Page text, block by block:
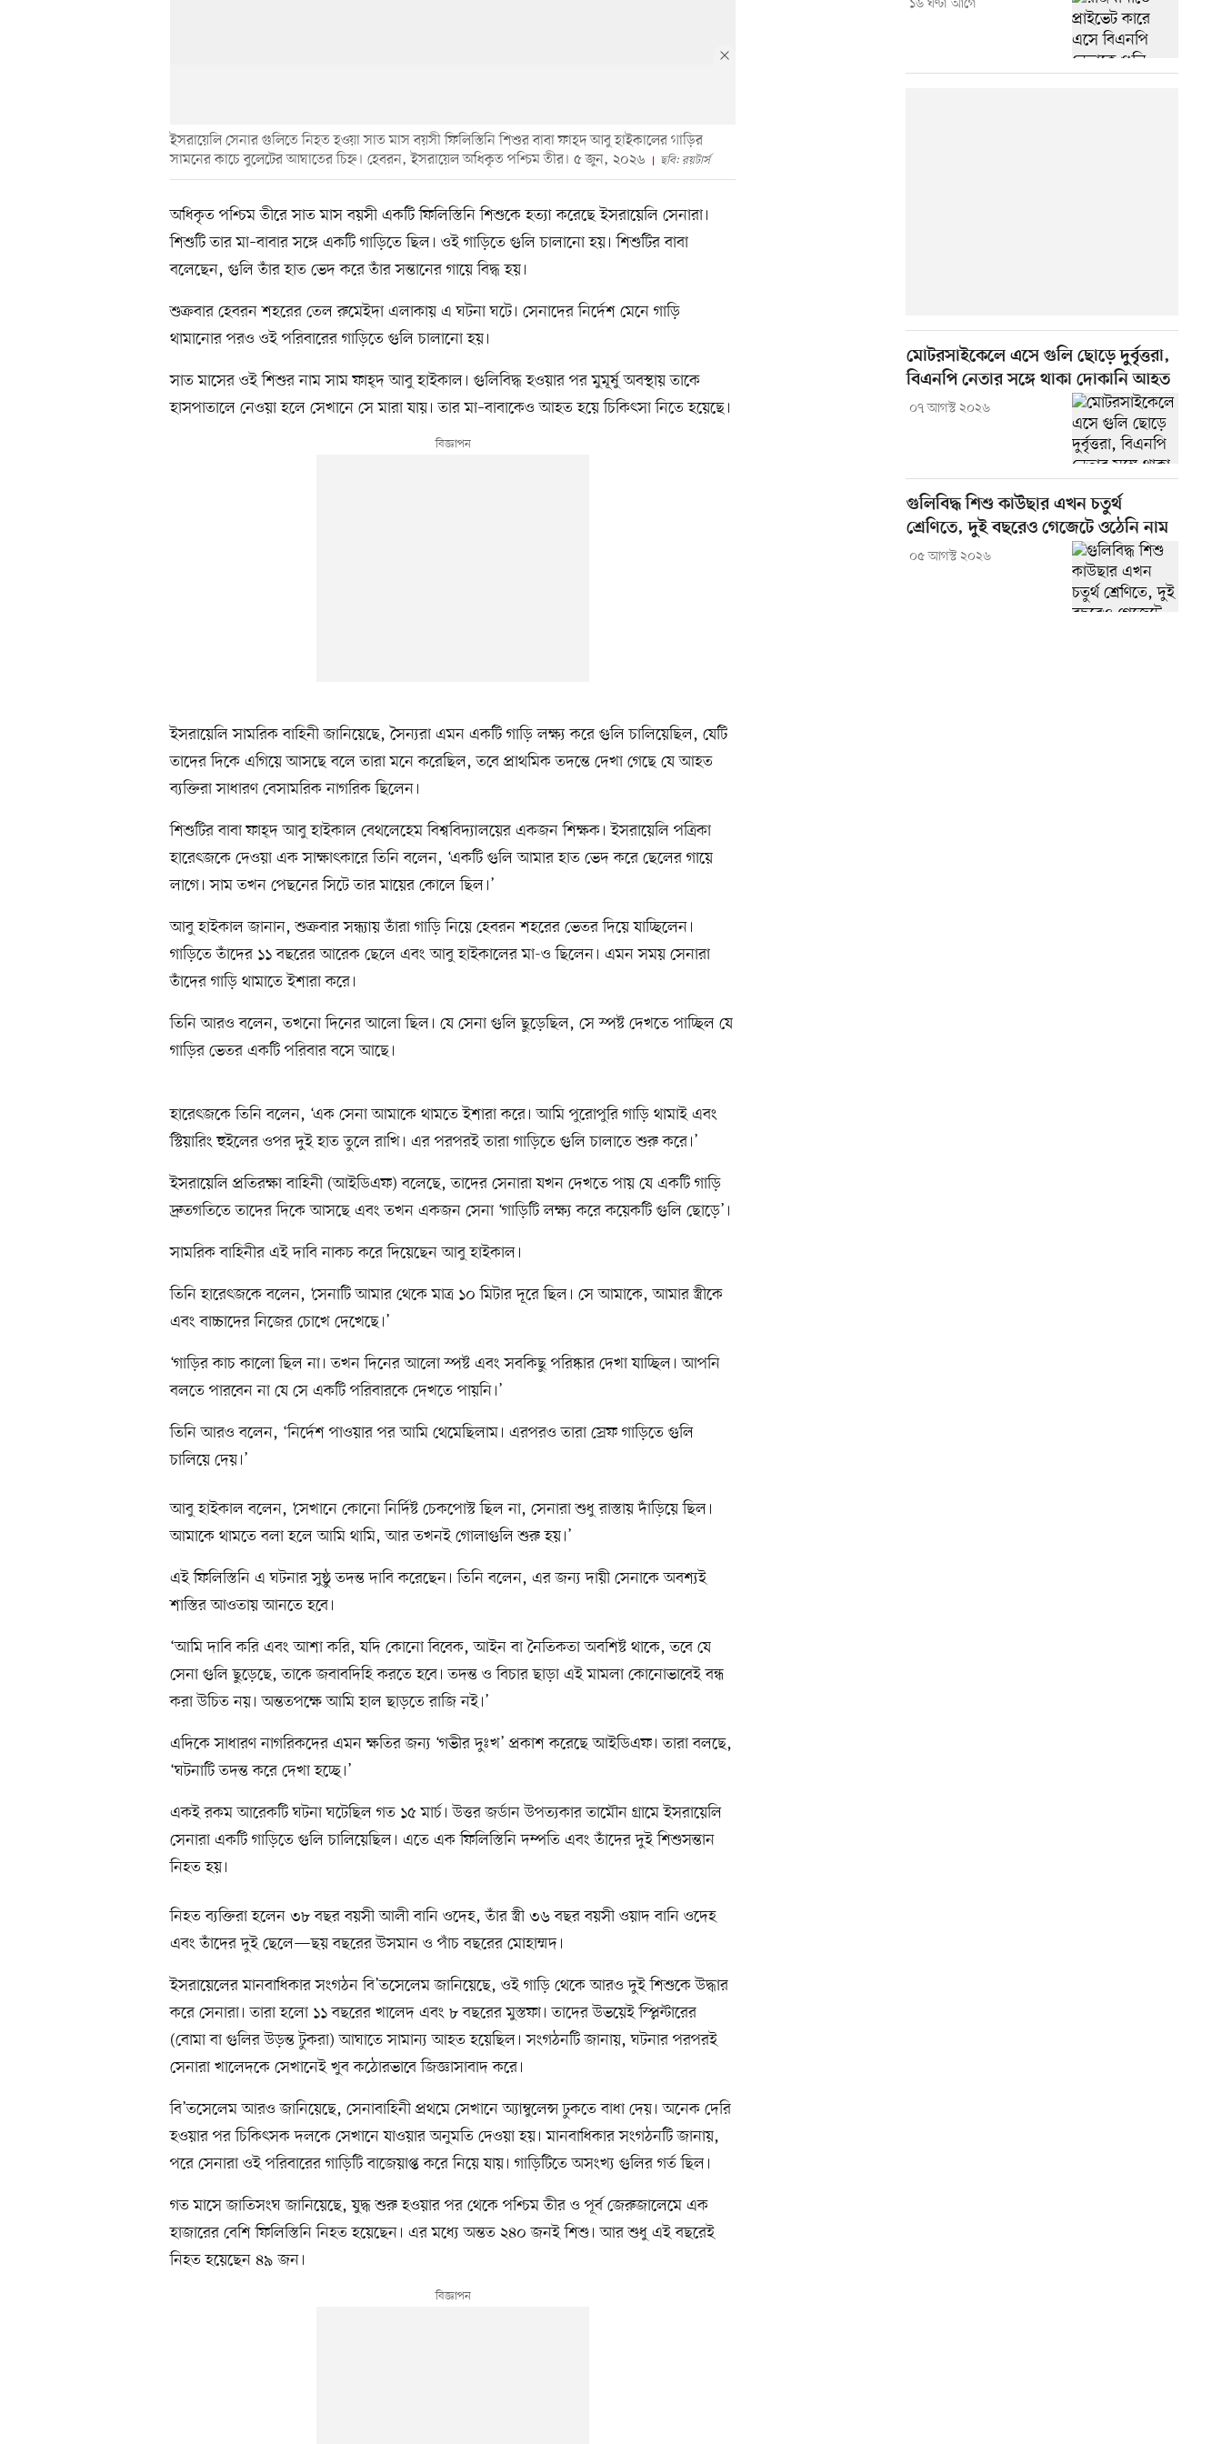
ইসরায়েলি সেনার গুলিতে নিহত হওয়া সাত মাস বয়সী ফিলিস্তিনি শিশুর বাবা ফাহ্দ আবু হাইকালের গাড়ির
সামনের কাচে বুলেটের আঘাতের চিহ্ন। হেবরন, ইসরায়েল অধিকৃত পশ্চিম তীর। ৫ জুন, ২০২৬
ছবি: রয়টার্স
অধিকৃত পশ্চিম তীরে সাত মাস বয়সী একটি ফিলিস্তিনি শিশুকে হত্যা করেছে ইসরায়েলি সেনারা।
শিশুটি তার মা–বাবার সঙ্গে একটি গাড়িতে ছিল। ওই গাড়িতে গুলি চালানো হয়। শিশুটির বাবা
বলেছেন, গুলি তাঁর হাত ভেদ করে তাঁর সন্তানের গায়ে বিদ্ধ হয়।
শুক্রবার হেবরন শহরের তেল রুমেইদা এলাকায় এ ঘটনা ঘটে। সেনাদের নির্দেশ মেনে গাড়ি
থামানোর পরও ওই পরিবারের গাড়িতে গুলি চালানো হয়।
সাত মাসের ওই শিশুর নাম সাম ফাহ্দ আবু হাইকাল। গুলিবিদ্ধ হওয়ার পর মুমূর্ষু অবস্থায় তাকে
হাসপাতালে নেওয়া হলে সেখানে সে মারা যায়। তার মা–বাবাকেও আহত হয়ে চিকিৎসা নিতে হয়েছে।
ইসরায়েলি সামরিক বাহিনী জানিয়েছে, সৈন্যরা এমন একটি গাড়ি লক্ষ্য করে গুলি চালিয়েছিল, যেটি
তাদের দিকে এগিয়ে আসছে বলে তারা মনে করেছিল, তবে প্রাথমিক তদন্তে দেখা গেছে যে আহত
ব্যক্তিরা সাধারণ বেসামরিক নাগরিক ছিলেন।
শিশুটির বাবা ফাহ্দ আবু হাইকাল বেথলেহেম বিশ্ববিদ্যালয়ের একজন শিক্ষক। ইসরায়েলি পত্রিকা
হারেৎজকে দেওয়া এক সাক্ষাৎকারে তিনি বলেন, ‘একটি গুলি আমার হাত ভেদ করে ছেলের গায়ে
লাগে। সাম তখন পেছনের সিটে তার মায়ের কোলে ছিল।’
আবু হাইকাল জানান, শুক্রবার সন্ধ্যায় তাঁরা গাড়ি নিয়ে হেবরন শহরের ভেতর দিয়ে যাচ্ছিলেন।
গাড়িতে তাঁদের ১১ বছরের আরেক ছেলে এবং আবু হাইকালের মা-ও ছিলেন। এমন সময় সেনারা
তাঁদের গাড়ি থামাতে ইশারা করে।
তিনি আরও বলেন, তখনো দিনের আলো ছিল। যে সেনা গুলি ছুড়েছিল, সে স্পষ্ট দেখতে পাচ্ছিল যে
গাড়ির ভেতর একটি পরিবার বসে আছে।
হারেৎজকে তিনি বলেন, ‘এক সেনা আমাকে থামতে ইশারা করে। আমি পুরোপুরি গাড়ি থামাই এবং
স্টিয়ারিং হুইলের ওপর দুই হাত তুলে রাখি। এর পরপরই তারা গাড়িতে গুলি চালাতে শুরু করে।’
ইসরায়েলি প্রতিরক্ষা বাহিনী (আইডিএফ) বলেছে, তাদের সেনারা যখন দেখতে পায় যে একটি গাড়ি
দ্রুতগতিতে তাদের দিকে আসছে এবং তখন একজন সেনা ‘গাড়িটি লক্ষ্য করে কয়েকটি গুলি ছোড়ে’।
সামরিক বাহিনীর এই দাবি নাকচ করে দিয়েছেন আবু হাইকাল।
তিনি হারেৎজকে বলেন, ‘সেনাটি আমার থেকে মাত্র ১০ মিটার দূরে ছিল। সে আমাকে, আমার স্ত্রীকে
এবং বাচ্চাদের নিজের চোখে দেখেছে।’
‘গাড়ির কাচ কালো ছিল না। তখন দিনের আলো স্পষ্ট এবং সবকিছু পরিষ্কার দেখা যাচ্ছিল। আপনি
বলতে পারবেন না যে সে একটি পরিবারকে দেখতে পায়নি।’
তিনি আরও বলেন, ‘নির্দেশ পাওয়ার পর আমি থেমেছিলাম। এরপরও তারা স্রেফ গাড়িতে গুলি
চালিয়ে দেয়।’
আবু হাইকাল বলেন, ‘সেখানে কোনো নির্দিষ্ট চেকপোস্ট ছিল না, সেনারা শুধু রাস্তায় দাঁড়িয়ে ছিল।
আমাকে থামতে বলা হলে আমি থামি, আর তখনই গোলাগুলি শুরু হয়।’
এই ফিলিস্তিনি এ ঘটনার সুষ্ঠু তদন্ত দাবি করেছেন। তিনি বলেন, এর জন্য দায়ী সেনাকে অবশ্যই
শাস্তির আওতায় আনতে হবে।
‘আমি দাবি করি এবং আশা করি, যদি কোনো বিবেক, আইন বা নৈতিকতা অবশিষ্ট থাকে, তবে যে
সেনা গুলি ছুড়েছে, তাকে জবাবদিহি করতে হবে। তদন্ত ও বিচার ছাড়া এই মামলা কোনোভাবেই বন্ধ
করা উচিত নয়। অন্ততপক্ষে আমি হাল ছাড়তে রাজি নই।’
এদিকে সাধারণ নাগরিকদের এমন ক্ষতির জন্য ‘গভীর দুঃখ’ প্রকাশ করেছে আইডিএফ। তারা বলছে,
‘ঘটনাটি তদন্ত করে দেখা হচ্ছে।’
একই রকম আরেকটি ঘটনা ঘটেছিল গত ১৫ মার্চ। উত্তর জর্ডান উপত্যকার তামৌন গ্রামে ইসরায়েলি
সেনারা একটি গাড়িতে গুলি চালিয়েছিল। এতে এক ফিলিস্তিনি দম্পতি এবং তাঁদের দুই শিশুসন্তান
নিহত হয়।
নিহত ব্যক্তিরা হলেন ৩৮ বছর বয়সী আলী বানি ওদেহ, তাঁর স্ত্রী ৩৬ বছর বয়সী ওয়াদ বানি ওদেহ
এবং তাঁদের দুই ছেলে—ছয় বছরের উসমান ও পাঁচ বছরের মোহাম্মদ।
ইসরায়েলের মানবাধিকার সংগঠন বি’তসেলেম জানিয়েছে, ওই গাড়ি থেকে আরও দুই শিশুকে উদ্ধার
করে সেনারা। তারা হলো ১১ বছরের খালেদ এবং ৮ বছরের মুস্তফা। তাদের উভয়েই স্প্লিন্টারের
(বোমা বা গুলির উড়ন্ত টুকরা) আঘাতে সামান্য আহত হয়েছিল। সংগঠনটি জানায়, ঘটনার পরপরই
সেনারা খালেদকে সেখানেই খুব কঠোরভাবে জিজ্ঞাসাবাদ করে।
বি’তসেলেম আরও জানিয়েছে, সেনাবাহিনী প্রথমে সেখানে অ্যাম্বুলেন্স ঢুকতে বাধা দেয়। অনেক দেরি
হওয়ার পর চিকিৎসক দলকে সেখানে যাওয়ার অনুমতি দেওয়া হয়। মানবাধিকার সংগঠনটি জানায়,
পরে সেনারা ওই পরিবারের গাড়িটি বাজেয়াপ্ত করে নিয়ে যায়। গাড়িটিতে অসংখ্য গুলির গর্ত ছিল।
গত মাসে জাতিসংঘ জানিয়েছে, যুদ্ধ শুরু হওয়ার পর থেকে পশ্চিম তীর ও পূর্ব জেরুজালেমে এক
হাজারের বেশি ফিলিস্তিনি নিহত হয়েছেন। এর মধ্যে অন্তত ২৪০ জনই শিশু। আর শুধু এই বছরেই
নিহত হয়েছেন ৪৯ জন।
১৬ ঘণ্টা আগে
মোটরসাইকেলে এসে গুলি ছোড়ে দুর্বৃত্তরা,
বিএনপি নেতার সঙ্গে থাকা দোকানি আহত
০৭ আগস্ট ২০২৬
গুলিবিদ্ধ শিশু কাউছার এখন চতুর্থ
শ্রেণিতে, দুই বছরেও গেজেটে ওঠেনি নাম
০৫ আগস্ট ২০২৬